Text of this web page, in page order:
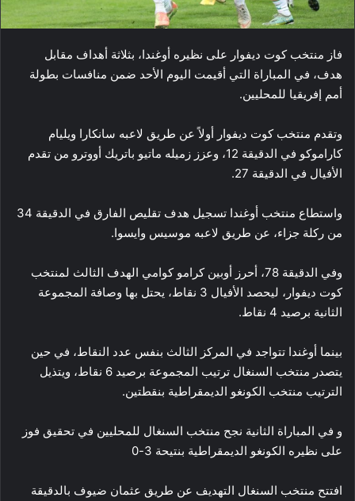
فاز منتخب كوت ديفوار على نظيره أوغندا، بثلاثة أهداف مقابل
هدف، في المباراة التي أقيمت اليوم الأحد ضمن منافسات بطولة
أمم إفريقيا للمحليين.
وتقدم منتخب كوت ديفوار أولاً عن طريق لاعبه سانكارا ويليام
كاراموكو في الدقيقة 12، وعزز زميله ماتيو باتريك أووترو من تقدم
الأفيال في الدقيقة 27.
واستطاع منتخب أوغندا تسجيل هدف تقليص الفارق في الدقيقة 34
من ركلة جزاء، عن طريق لاعبه موسيس وايسوا.
وفي الدقيقة 78، أحرز أوبين كرامو كوامي الهدف الثالث لمنتخب
كوت ديفوار، ليحصد الأفيال 3 نقاط، يحتل بها وصافة المجموعة
الثانية برصيد 4 نقاط.
بينما أوغندا تتواجد في المركز الثالث بنفس عدد النقاط، في حين
يتصدر منتخب السنغال ترتيب المجموعة برصيد 6 نقاط، ويتذيل
الترتيب منتخب الكونغو الديمقراطية بنقطتين.
و في المباراة الثانية نجح منتخب السنغال للمحليين في تحقيق فوز
على نظيره الكونغو الديمقراطية بنتيحة 3-0
افتتح منتخب السنغال التهديف عن طريق عثمان ضيوف بالدقيقة